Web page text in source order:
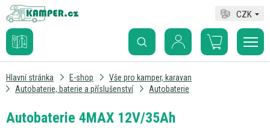
CZK
Hlavní stránka E-shop
Vše pro kamper, karavan
Autobaterie, baterie a příslušenství
Autobaterie
Autobaterie 4MAX 12V/35Ah